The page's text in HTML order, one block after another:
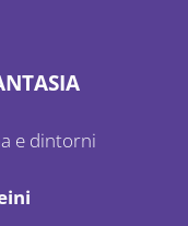
e dintorni